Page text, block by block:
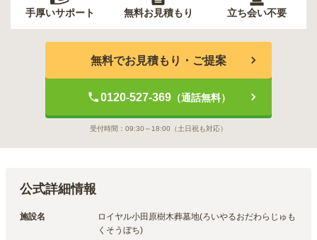
手厚いサポート 無料お見積もり 立ち会い不要
無料でお見積もり・ご提案
0120-527-369（通話無料）
受付時間： 09:30～18:00 （土日祝も対応）
公式詳細情報
施設名
ロイヤル小田原樹木葬墓地(ろいやるおだわらじゅも
くそうぼち)